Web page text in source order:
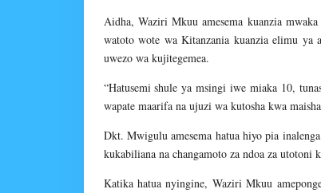
Aidha, Waziri Mkuu amesema kuanzia
watoto wote wa Kitanzania kuanzia elimu ya
uwezo wa kujitegemea.
“Hatusemi shule ya msingi iwe miaka 10,
wapate maarifa na ujuzi wa kutosha kwa
Dkt. Mwigulu amesema hatua hiyo pia
kukabiliana na changamoto za ndoa za
Katika hatua nyingine, Waziri Mkuu